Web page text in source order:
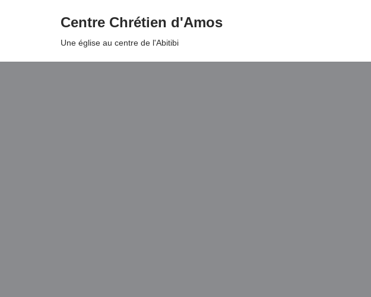
Centre Chrétien d'Amos
Une église au centre de l'Abitibi